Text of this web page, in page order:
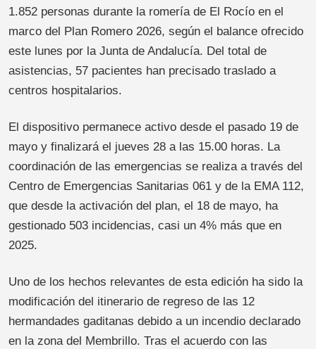
1.852 personas durante la romería de El Rocío en el
marco del Plan Romero 2026, según el balance ofrecido
este lunes por la Junta de Andalucía. Del total de
asistencias, 57 pacientes han precisado traslado a
centros hospitalarios.
El dispositivo permanece activo desde el pasado 19 de
mayo y finalizará el jueves 28 a las 15.00 horas. La
coordinación de las emergencias se realiza a través del
Centro de Emergencias Sanitarias 061 y de la EMA 112,
que desde la activación del plan, el 18 de mayo, ha
gestionado 503 incidencias, casi un 4% más que en
2025.
Uno de los hechos relevantes de esta edición ha sido la
modificación del itinerario de regreso de las 12
hermandades gaditanas debido a un incendio declarado
en la zona del Membrillo. Tras el acuerdo con las